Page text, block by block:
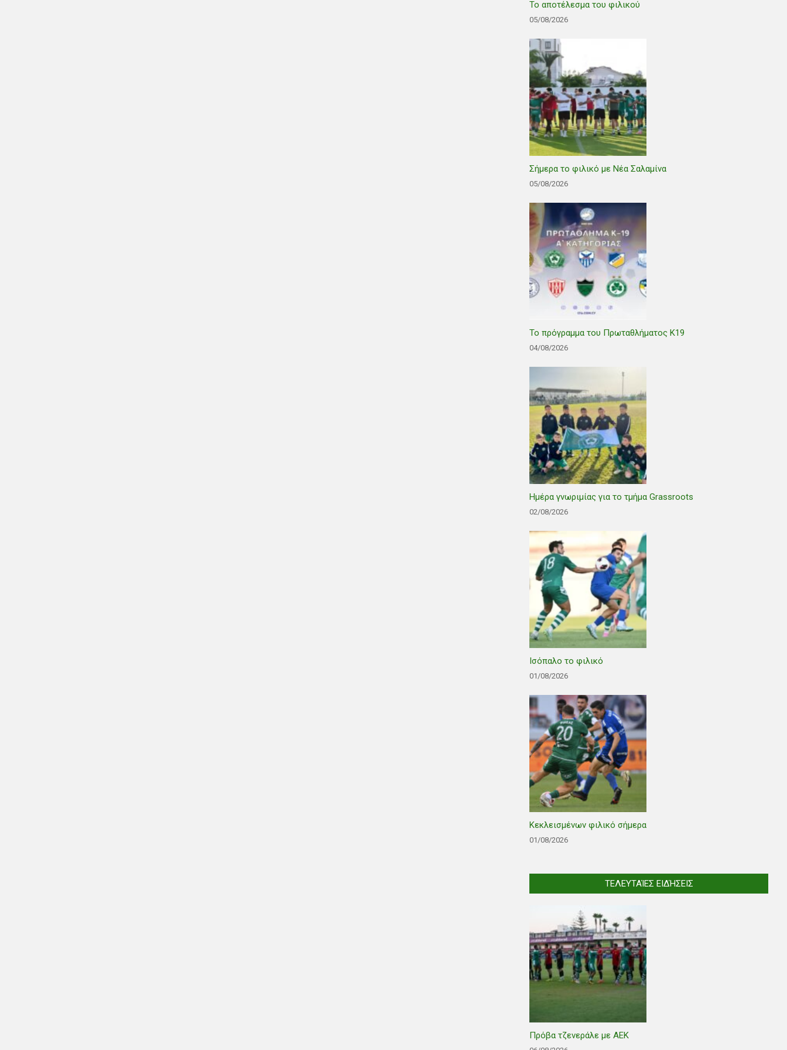
Το αποτέλεσμα του φιλικού
05/08/2026
Σήμερα το φιλικό με Νέα Σαλαμίνα
05/08/2026
Το πρόγραμμα του Πρωταθλήματος Κ19
04/08/2026
Ημέρα γνωριμίας για το τμήμα Grassroots
02/08/2026
Ισόπαλο το φιλικό
01/08/2026
Κεκλεισμένων φιλικό σήμερα
01/08/2026
ΤΕΛΕΥΤΑΊΕΣ ΕΙΔΉΣΕΙΣ
Πρόβα τζενεράλε με ΑΕΚ